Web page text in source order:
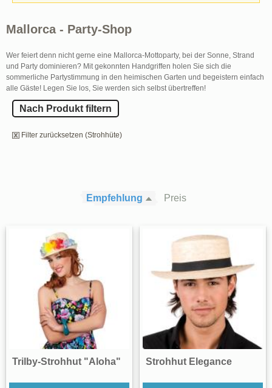
Mallorca - Party-Shop
Wer feiert denn nicht gerne eine Mallorca-Mottoparty, bei der Sonne, Strand
und Party dominieren? Mit gekonnten Handgriffen holen Sie sich die
sommerliche Partystimmung in den heimischen Garten und begeistern einfach
alle Gäste! Legen Sie los, Sie werden sich selbst übertreffen!
Nach Produkt filtern
Filter zurücksetzen (Strohhüte)
Empfehlung Preis
Trilby-Strohhut "Aloha" Strohhut Elegance